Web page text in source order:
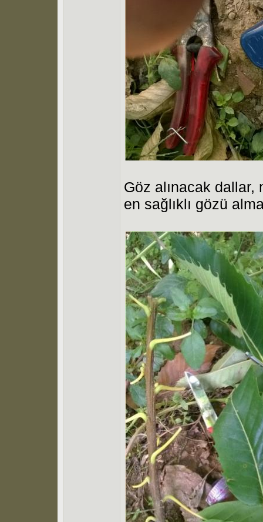
Göz alınacak dallar,
en sağlıklı gözü